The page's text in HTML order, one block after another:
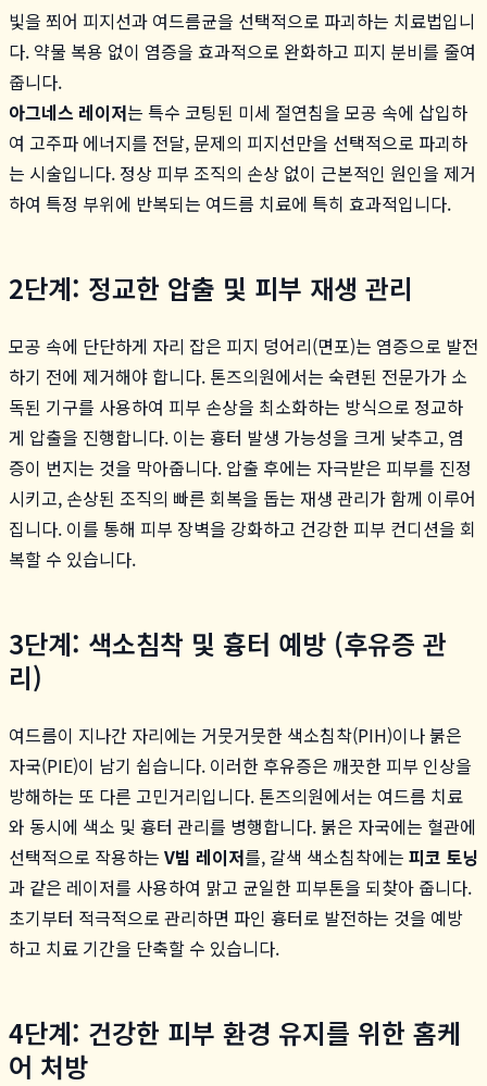
빛을 쬐어 피지선과 여드름균을 선택적으로 파괴하는 치료법입니
다. 약물 복용 없이 염증을 효과적으로 완화하고 피지 분비를 줄여
줍니다.
아그네스 레이저는 특수 코팅된 미세 절연침을 모공 속에 삽입하
여 고주파 에너지를 전달, 문제의 피지선만을 선택적으로 파괴하
는 시술입니다. 정상 피부 조직의 손상 없이 근본적인 원인을 제거
하여 특정 부위에 반복되는 여드름 치료에 특히 효과적입니다.
2단계: 정교한 압출 및 피부 재생 관리
모공 속에 단단하게 자리 잡은 피지 덩어리(면포)는 염증으로 발전
하기 전에 제거해야 합니다. 톤즈의원에서는 숙련된 전문가가 소
독된 기구를 사용하여 피부 손상을 최소화하는 방식으로 정교하
게 압출을 진행합니다. 이는 흉터 발생 가능성을 크게 낮추고, 염
증이 번지는 것을 막아줍니다. 압출 후에는 자극받은 피부를 진정
시키고, 손상된 조직의 빠른 회복을 돕는 재생 관리가 함께 이루어
집니다. 이를 통해 피부 장벽을 강화하고 건강한 피부 컨디션을 회
복할 수 있습니다.
3단계: 색소침착 및 흉터 예방 (후유증 관
리)
여드름이 지나간 자리에는 거뭇거뭇한 색소침착(PIH)이나 붉은
자국(PIE)이 남기 쉽습니다. 이러한 후유증은 깨끗한 피부 인상을
방해하는 또 다른 고민거리입니다. 톤즈의원에서는 여드름 치료
와 동시에 색소 및 흉터 관리를 병행합니다. 붉은 자국에는 혈관에
선택적으로 작용하는 V빔 레이저를, 갈색 색소침착에는 피코 토닝
과 같은 레이저를 사용하여 맑고 균일한 피부톤을 되찾아 줍니다.
초기부터 적극적으로 관리하면 파인 흉터로 발전하는 것을 예방
하고 치료 기간을 단축할 수 있습니다.
4단계: 건강한 피부 환경 유지를 위한 홈케
어 처방